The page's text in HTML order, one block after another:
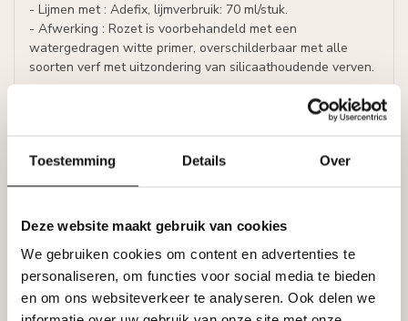
Toestemming Details Over
Deze website maakt gebruik van cookies
We gebruiken cookies om content en advertenties te
personaliseren, om functies voor social media te bieden
en om ons websiteverkeer te analyseren. Ook delen we
- Lijmen met : Adefix, lijmverbruik: 70 ml/stuk.
- Afwerking : Rozet is voorbehandeld met een
watergedragen witte primer, overschilderbaar met alle
soorten verf met uitzondering van silicaathoudende verven.
Tags
Gerelateerde producten
NMC Adefix lijmkoker 310 ml
Op voorraad
€8,95